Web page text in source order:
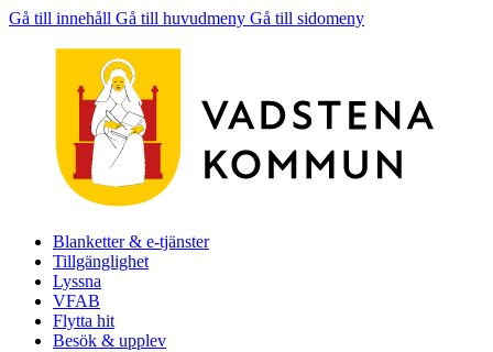
Gå till innehåll Gå till huvudmeny Gå till sidomeny
Blanketter & e-tjänster
Tillgänglighet
Lyssna
VFAB
Flytta hit
Besök & upplev